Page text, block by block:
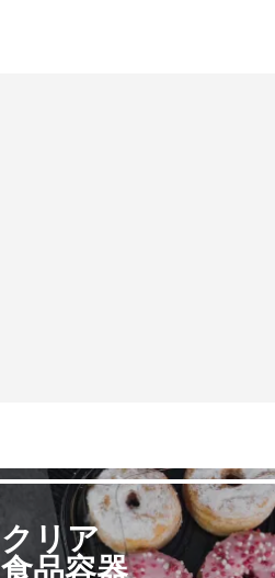
クリア
食品容器